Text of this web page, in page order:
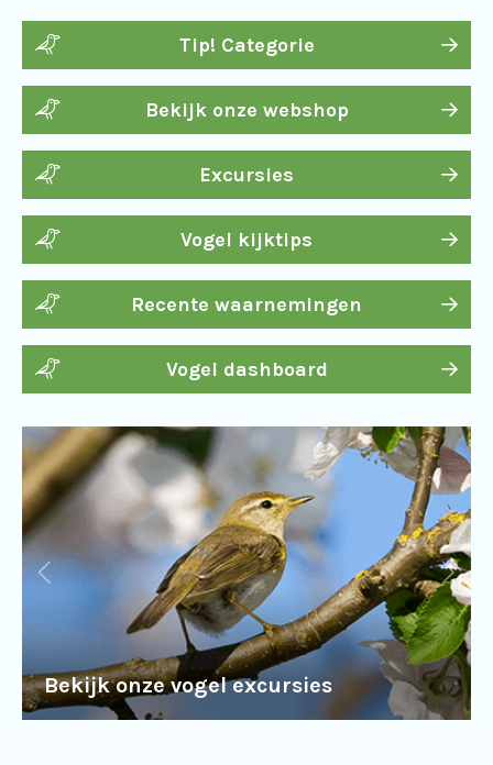
Tip! Categorie
Bekijk onze webshop
Excursies
Vogel kijktips
Recente waarnemingen
Vogel dashboard
Bekijk onze vogel excursies